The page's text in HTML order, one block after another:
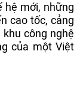
hệ mới, những
cao tốc, cảng
khu công nghệ
của một Việt